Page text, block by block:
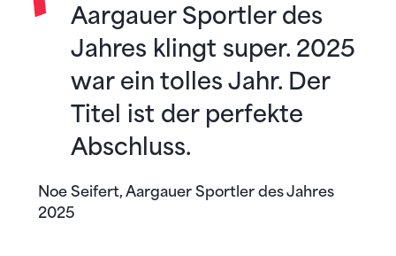
Noe Seifert, Aargauer Sportler des Jahres
2025
Aargauer Sportler des
Jahres klingt super. 2025
war ein tolles Jahr. Der
Titel ist der perfekte
Abschluss.